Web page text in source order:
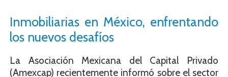
Inmobiliarias en México, enfrentando
los nuevos desafíos
La Asociación Mexicana del Capital Privado
(Amexcap) recientemente informó sobre el sector